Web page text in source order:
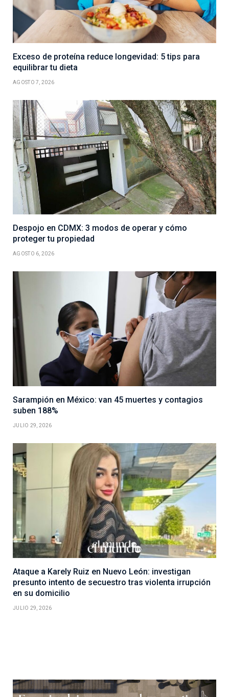
Exceso de proteína reduce longevidad: 5 tips para
equilibrar tu dieta
AGOSTO 7, 2026
Despojo en CDMX: 3 modos de operar y cómo
proteger tu propiedad
AGOSTO 6, 2026
Sarampión en México: van 45 muertes y contagios
suben 188%
JULIO 29, 2026
Ataque a Karely Ruiz en Nuevo León: investigan
presunto intento de secuestro tras violenta irrupción
en su domicilio
JULIO 29, 2026